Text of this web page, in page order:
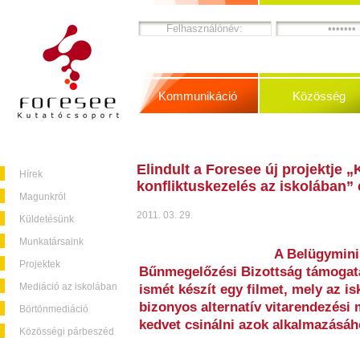
Hírek
Magunkról
Küldetésünk
Munkatársaink
Projektek
Mediáció az iskolában
Börtönmediáció
Közösségi párbeszéd
Kommunikáció Közösség
Elindult a Foresee új projektje
konfliktuskezelés az iskolában”
2011. 03. 29.
A
Bűnmegelőzési Bizottság
ismét készít egy filmet, mely az
bizonyos alternatív vitarendezési
kedvet csinálni azok